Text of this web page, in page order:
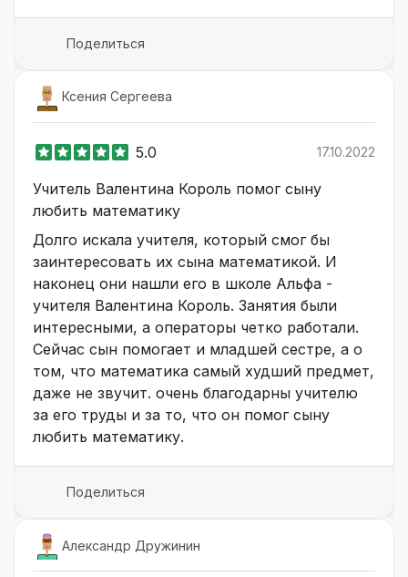
Поделиться
Ксения Сергеева
5.0 17.10.2022
Учитель Валентина Король помог сыну
любить математику
Долго искала учителя, который смог бы
заинтересовать их сына математикой. И
наконец они нашли его в школе Альфа -
учителя Валентина Король. Занятия были
интересными, а операторы четко работали.
Сейчас сын помогает и младшей сестре, а о
том, что математика самый худший предмет,
даже не звучит. очень благодарны учителю
за его труды и за то, что он помог сыну
любить математику.
Поделиться
Александр Дружинин